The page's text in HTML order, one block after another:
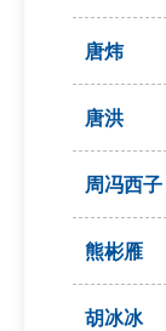
唐炜
唐洪
周冯西子
熊彬雁
胡冰冰